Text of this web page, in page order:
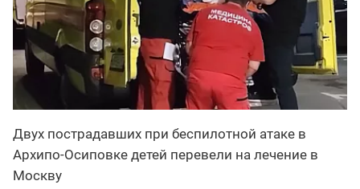
Двух пострадавших при беспилотной атаке в
Архипо-Осиповке детей перевели на лечение в
Москву